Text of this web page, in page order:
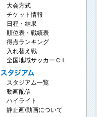
大会方式
チケット情報
日程・結果
順位表・戦績表
得点ランキング
入れ替え戦
全国地域サッカーＣＬ
スタジアム一覧
動画配信
ハイライト
静止画/動画について